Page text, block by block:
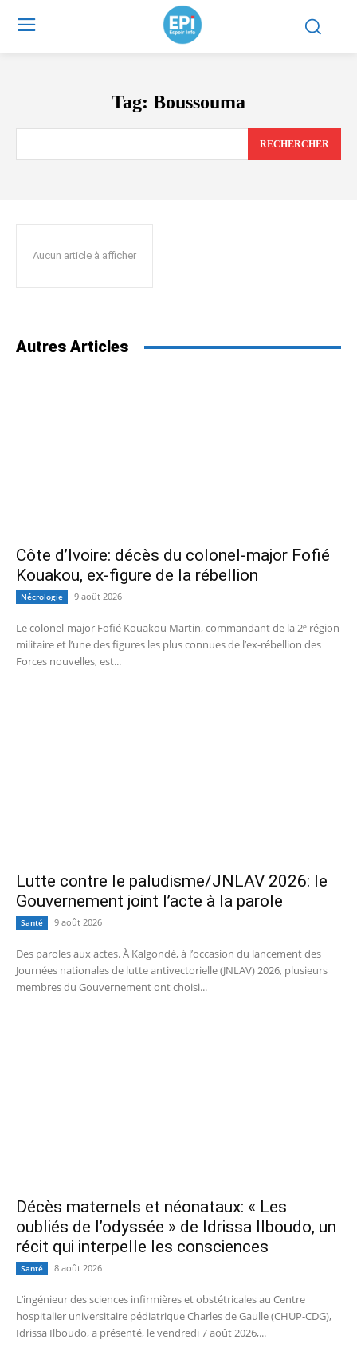
Tag: Boussouma
RECHERCHER
Aucun article à afficher
Autres Articles
Côte d’Ivoire: décès du colonel-major Fofié
Kouakou, ex-figure de la rébellion
Nécrologie 9 août 2026
Le colonel-major Fofié Kouakou Martin, commandant de la 2ᵉ région
militaire et l’une des figures les plus connues de l’ex‑rébellion des
Forces nouvelles, est...
Lutte contre le paludisme/JNLAV 2026: le
Gouvernement joint l’acte à la parole
Santé 9 août 2026
Des paroles aux actes. À Kalgondé, à l’occasion du lancement des
Journées nationales de lutte antivectorielle (JNLAV) 2026, plusieurs
membres du Gouvernement ont choisi...
Décès maternels et néonataux: « Les
oubliés de l’odyssée » de Idrissa Ilboudo, un
récit qui interpelle les consciences
Santé 8 août 2026
L’ingénieur des sciences infirmières et obstétricales au Centre
hospitalier universitaire pédiatrique Charles de Gaulle (CHUP-CDG),
Idrissa Ilboudo, a présenté, le vendredi 7 août 2026,...